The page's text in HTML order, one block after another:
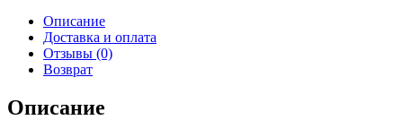
Описание
Доставка и оплата
Отзывы (0)
Возврат
Описание